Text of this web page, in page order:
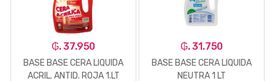
₲. 37.950
BASE BASE CERA LIQUIDA
ACRIL. ANTID. ROJA 1.LT
₲. 31.750
BASE BASE CERA LIQUIDA
NEUTRA 1 LT